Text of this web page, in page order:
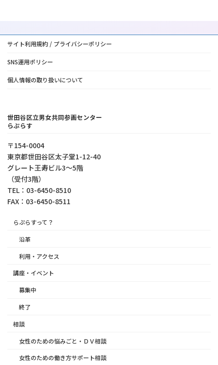
サイト利用規約 / プライバシーポリシー
SNS運用ポリシー
個人情報の取り扱いについて
世田谷区立男女共同参画センター
らぷらす
〒154-0004
東京都世⽥⾕区太⼦堂1-12-40
グレート王寿ビル3～5階
（受付3階）
TEL：03-6450-8510
FAX：03-6450-8511
らぷらすって？
沿革
利用・アクセス
講座・イベント
募集中
終了
相談
女性のための悩みごと・ＤＶ相談
女性のための働き方サポート相談